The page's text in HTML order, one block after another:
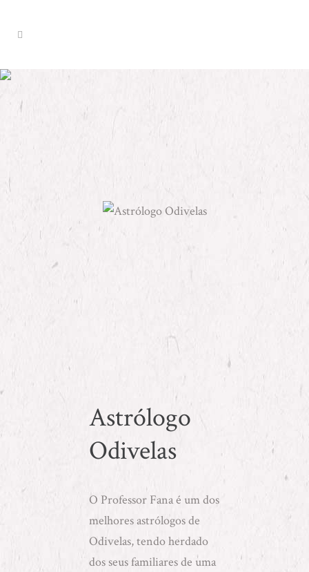
Astrólogo
Odivelas
O Professor Fanaé um dos
melhores astrólogos de
Odivelas, tendo herdado
dos seus familiares de uma